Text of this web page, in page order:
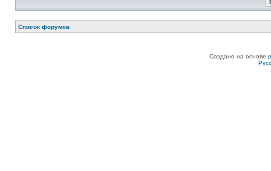
Список форумов
Создано на основе